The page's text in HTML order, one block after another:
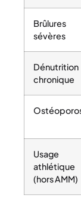
Brûlures
sévères
Dénutrition
chronique
Usage
athlétique
(hors AMM)